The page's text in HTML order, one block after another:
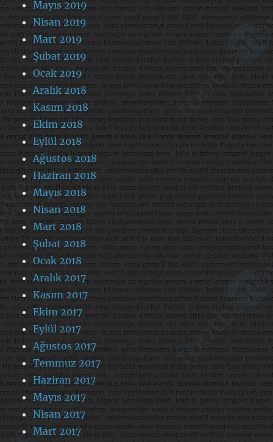
Mayıs 2019
Nisan 2019
Mart 2019
Şubat 2019
Ocak 2019
Aralık 2018
Kasım 2018
Ekim 2018
Eylül 2018
Ağustos 2018
Haziran 2018
Mayıs 2018
Nisan 2018
Mart 2018
Şubat 2018
Ocak 2018
Aralık 2017
Kasım 2017
Ekim 2017
Eylül 2017
Ağustos 2017
Temmuz 2017
Haziran 2017
Mayıs 2017
Nisan 2017
Mart 2017